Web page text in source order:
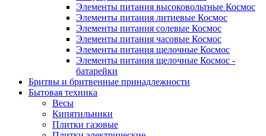
Элементы питания высоковольтные Космос
Элементы питания литиевые Космос
Элементы питания солевые Космос
Элементы питания часовые Космос
Элементы питания щелочные Космос
Элементы питания щелочные Космос -
батарейки
Бритвы и бритвенные принадлежности
Бытовая техника
Весы
Кипятильники
Плитки газовые